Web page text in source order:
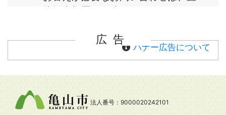
広告
バナー広告について
法人番号：9000020242101